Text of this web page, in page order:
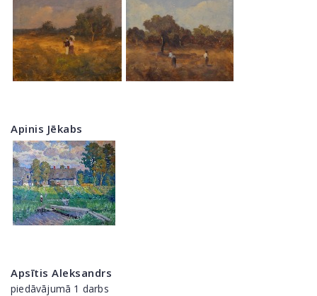
Apinis Jēkabs
Apsītis Aleksandrs
piedāvājumā 1 darbs